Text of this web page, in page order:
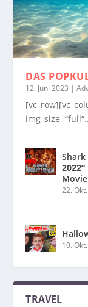
DAS
12. Juni 2023 |
2022“
22.
10.
TRAVEL